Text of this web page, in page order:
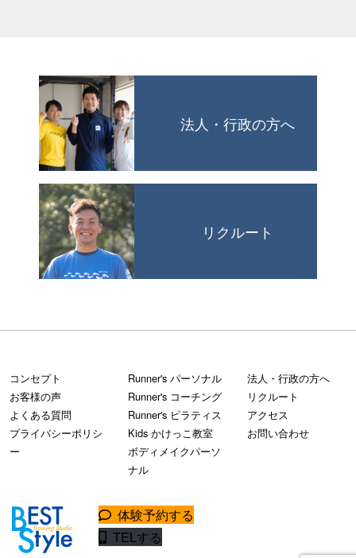
法人・行政の方へ
リクルート
コンセプト
お客様の声
よくある質問
プライバシーポリシ
ー
Runner's パーソナル
Runner's コーチング
Runner's ピラティス
Kids かけっこ教室
ボディメイクパーソ
ナル
法人・行政の方へ
リクルート
アクセス
お問い合わせ
体験予約する
TELする